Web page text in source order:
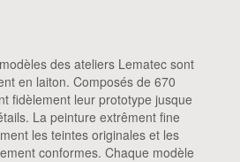
des ateliers Lematec sont
en laiton. Composés de 670
fidèlement leur prototype jusque
La peinture extrêment fine
les teintes originales et les
conformes. Chaque modèle